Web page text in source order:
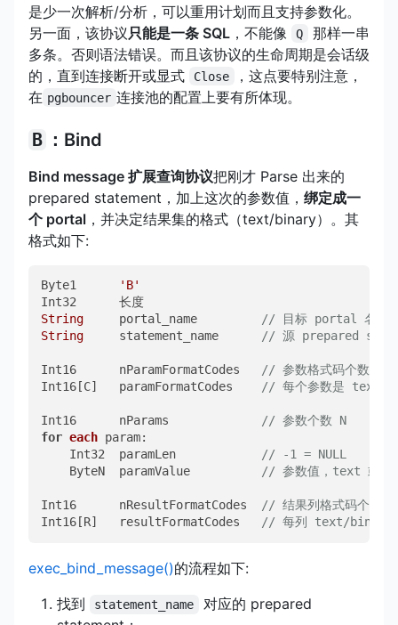
是少一次解析/分析，可以重用计划而且支持参数化。
另一面，该协议只能是一条 SQL ，不能像 Q
那样一串
多条。否则语法错误。而且该协议的生命周期是会话级
的，直到连接断开或显式
Close
，这点要特别注意，
在 pgbouncer 连接池的配置上要有所体现。
B ：Bind
Bind message 扩展查询协议把刚才 Parse 出来的
prepared statement，加上这次的参数值， 绑定成一
个 portal ，并决定结果集的格式（text/binary）。其
格式如下:
Byte1
'B'
Int32      长度
String
     portal_name
// 目标 portal 名，
String
     statement_name
// 源 prepared
Int16      nParamFormatCodes // 参数格式码个数 C
Int16[C]   paramFormatCodes // 每个参数是
Int16      nParams // 参数个数 N
for each param:
    Int32  paramLen
// -1 = NULL
    ByteN  paramValue
// 参数值，text 或
Int16      nResultFormatCodes // 结果列格式码个数 R
Int16[R]   resultFormatCodes // 每列 text/binary，
exec_bind_message()的流程如下:
找到
statement_name
对应的 prepared